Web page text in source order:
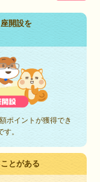
開設を
ポイントが獲得でき
。
とがある